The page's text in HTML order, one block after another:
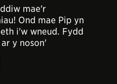
mae'r
Ond mae Pip yn
i'w wneud. Fydd
y noson'